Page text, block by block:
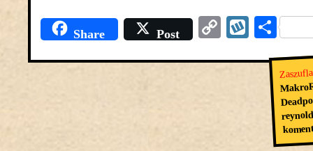
Share Post
Copy
się